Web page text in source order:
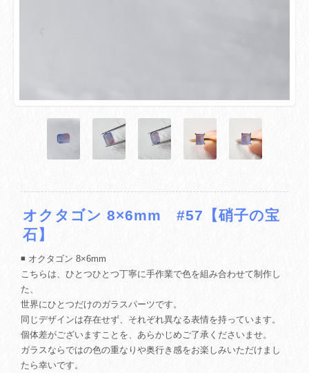
オクタゴン 8×6mm #57【硝子の宝
石】
◾️ オクタゴン 8×6mm
こちらは、ひとつひとつ丁寧に手作業で色を組み合わせて制作し
た、
世界にひとつだけのガラスパーツです。
同じデザインは存在せず、それぞれ異なる表情を持っています。
個体差がございますことを、あらかじめご了承くださいませ。
ガラスならではの色の重なりや奥行き感をお楽しみいただけまし
たら幸いです。